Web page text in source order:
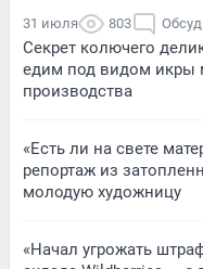
31 июля 803
Секрет колючего
едим под видом икры
производства
«Есть ли на свете
репортаж из
молодую художницу
«Начал угрожать